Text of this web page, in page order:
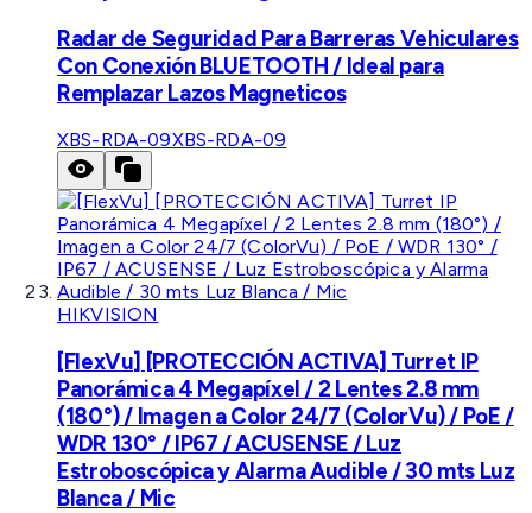
Radar de Seguridad Para Barreras Vehiculares
Con Conexión BLUETOOTH / Ideal para
Remplazar Lazos Magneticos
XBS-RDA-09XBS-RDA-09
HIKVISION
[FlexVu] [PROTECCIÓN ACTIVA] Turret IP
Panorámica 4 Megapíxel / 2 Lentes 2.8 mm
(180°) / Imagen a Color 24/7 (ColorVu) / PoE /
WDR 130° / IP67 / ACUSENSE / Luz
Estroboscópica y Alarma Audible / 30 mts Luz
Blanca / Mic